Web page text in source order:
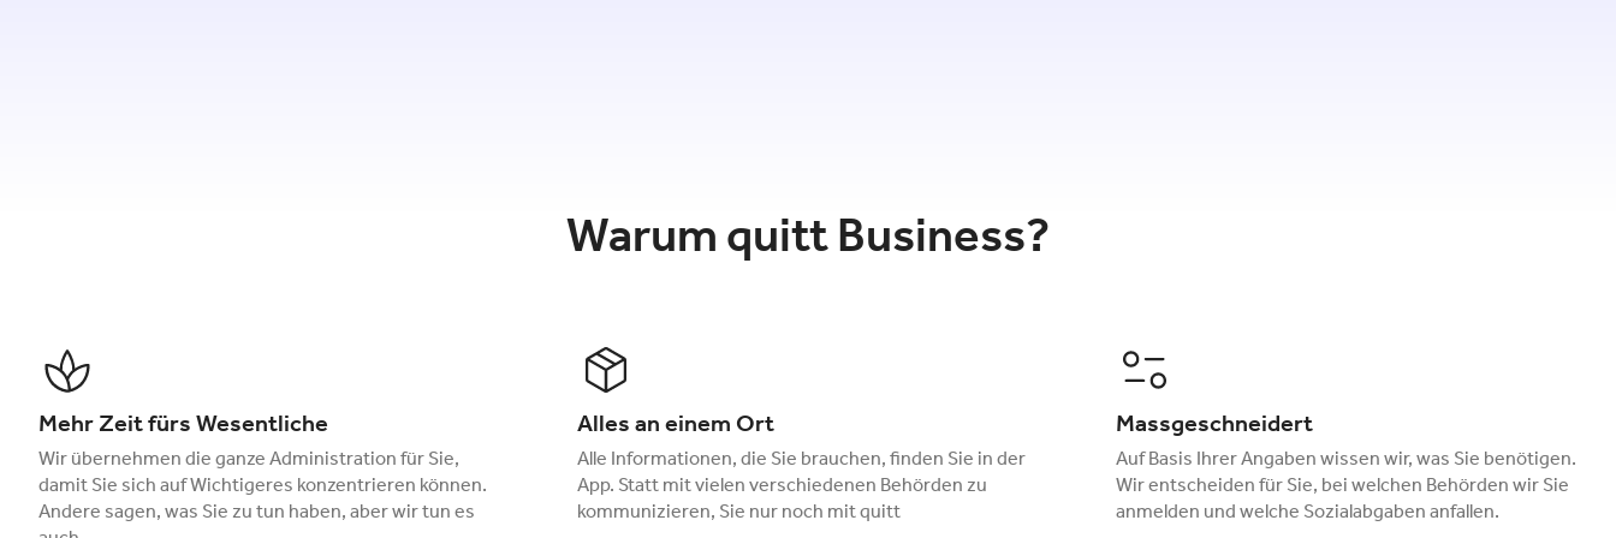
Warum quitt Business?
Mehr Zeit fürs Wesentliche
Wir übernehmen die ganze Administration für Sie,
damit Sie sich auf Wichtigeres konzentrieren können.
Andere sagen, was Sie zu tun haben, aber wir tun es
Alles an einem Ort
Alle Informationen, die Sie brauchen, finden Sie in der
App. Statt mit vielen verschiedenen Behörden zu
kommunizieren, Sie nur noch mit quitt
Massgeschneidert
Auf Basis Ihrer Angaben wissen wir, was Sie benötigen.
Wir entscheiden für Sie, bei welchen Behörden wir Sie
anmelden und welche Sozialabgaben anfallen.